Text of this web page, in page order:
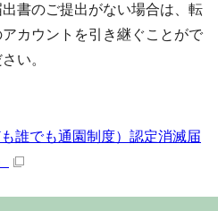
書のご提出がない場合は、転
カウントを引き継ぐことがで
い。
誰でも通園制度）認定消滅届